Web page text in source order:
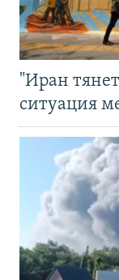
"Иран
ситуация